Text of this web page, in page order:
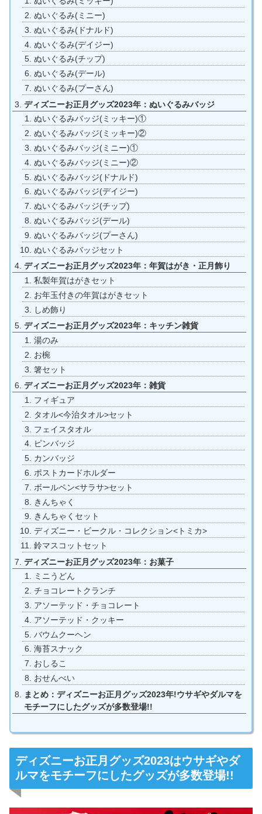
ぬいぐるみ(ミニー)
ぬいぐるみ(ドナルド)
ぬいぐるみ(デイジー)
ぬいぐるみ(チップ)
ぬいぐるみ(デール)
ぬいぐるみ(プーさん)
ディズニーお正月グッズ2023年：ぬいぐるみバッジ
ぬいぐるみバッジ(ミッキー)①
ぬいぐるみバッジ(ミッキー)②
ぬいぐるみバッジ(ミニー)①
ぬいぐるみバッジ(ミニー)②
ぬいぐるみバッジ(ドナルド)
ぬいぐるみバッジ(デイジー)
ぬいぐるみバッジ(チップ)
ぬいぐるみバッジ(デール)
ぬいぐるみバッジ(プーさん)
ぬいぐるみバッジセット
ディズニーお正月グッズ2023年：年賀はがき・正月飾り
私製年賀はがきセット
お年玉付きの年賀はがきセット
しめ飾り
ディズニーお正月グッズ2023年：キッチン雑貨
湯のみ
お椀
箸セット
ディズニーお正月グッズ2023年：雑貨
フィギュア
タオル<今治タオル>セット
フェイスタオル
ピンバッジ
カンバッジ
ポストカードホルダー
ボールペン<サラサ>セット
きんちゃく
きんちゃくセット
ディズニー・ビークル・コレクション<トミカ>
鈴マスコットセット
ディズニーお正月グッズ2023年：お菓子
ミニうどん
チョコレートクランチ
アソーテッド・チョコレート
アソーテッド・クッキー
バウムクーヘン
海苔スナック
おしるこ
おせんべい
まとめ：ディズニーお正月グッズ2023年!ウサギやダルマを
モチーフにしたグッズが多数登場!!
ディズニーお正月グッズ2023はウサギやダ
ルマをモチーフにしたグッズが多数登場!!